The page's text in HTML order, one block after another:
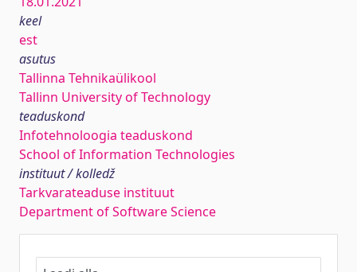
keel
est
asutus
Tallinna Tehnikaülikool
Tallinn University of Technology
teaduskond
Infotehnoloogia teaduskond
School of Information Technologies
instituut / kolledž
Tarkvarateaduse instituut
Department of Software Science